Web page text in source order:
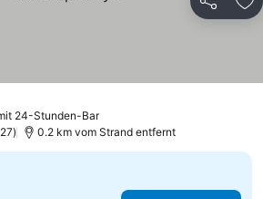
Teilen
24-Stunden-Bar
0.2 km vom Strand entfernt